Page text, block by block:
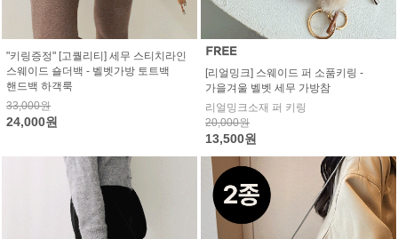
"키링증정" [고퀄리티] 세무 스티치라인
스웨이드 숄더백 - 벨벳가방 토트백
핸드백 하객룩
33,000원
24,000원
[리얼밍크] 스웨이드 퍼 소품키링 -
가을겨울 벨벳 세무 가방참
리얼밍크소재 퍼 키링
20,000원
13,500원